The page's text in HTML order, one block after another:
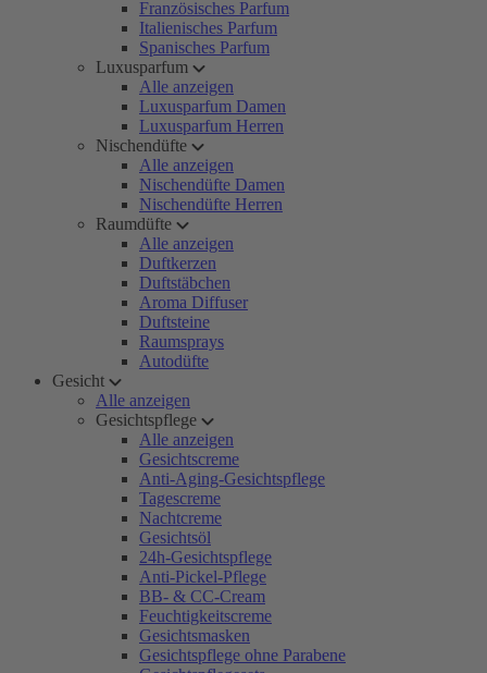
Französisches Parfum
Italienisches Parfum
Spanisches Parfum
Luxusparfum
Alle anzeigen
Luxusparfum Damen
Luxusparfum Herren
Nischendüfte
Alle anzeigen
Nischendüfte Damen
Nischendüfte Herren
Raumdüfte
Alle anzeigen
Duftkerzen
Duftstäbchen
Aroma Diffuser
Duftsteine
Raumsprays
Autodüfte
Gesicht
Alle anzeigen
Gesichtspflege
Alle anzeigen
Gesichtscreme
Anti-Aging-Gesichtspflege
Tagescreme
Nachtcreme
Gesichtsöl
24h-Gesichtspflege
Anti-Pickel-Pflege
BB- & CC-Cream
Feuchtigkeitscreme
Gesichtsmasken
Gesichtspflege ohne Parabene